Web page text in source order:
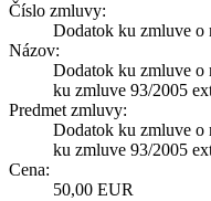
Číslo zmluvy:
Dodatok ku zmluve o
Názov:
Dodatok ku zmluve o
ku zmluve 93/2005
Predmet zmluvy:
Dodatok ku zmluve o
ku zmluve 93/2005
Cena:
50,00 EUR